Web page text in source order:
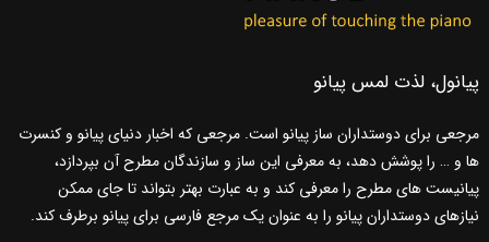
پیانول، لذت لمس پیانو
مرجعی برای دوستداران ساز پیانو است. مرجعی که اخبار دنیای پیانو و کنسرت
ها و … را پوشش دهد، به معرفی این ساز و سازندگان مطرح آن بپردازد،
پیانیست های مطرح را معرفی کند و به عبارت بهتر بتواند تا جای ممکن
نیازهای دوستداران پیانو را به عنوان یک مرجع فارسی برای پیانو برطرف کند.